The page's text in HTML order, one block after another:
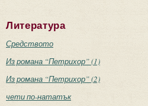
Литература
Средството
Из романа “Петрихор” (1)
Из романа “Петрихор” (2)
чети по-нататък